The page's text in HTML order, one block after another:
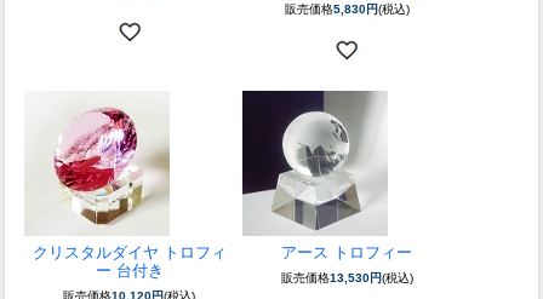
販売価格5,830円(税込)
クリスタルダイヤ トロフィ
ー 台付き
販売価格10,120円(税込)
アース トロフィー
販売価格13,530円(税込)